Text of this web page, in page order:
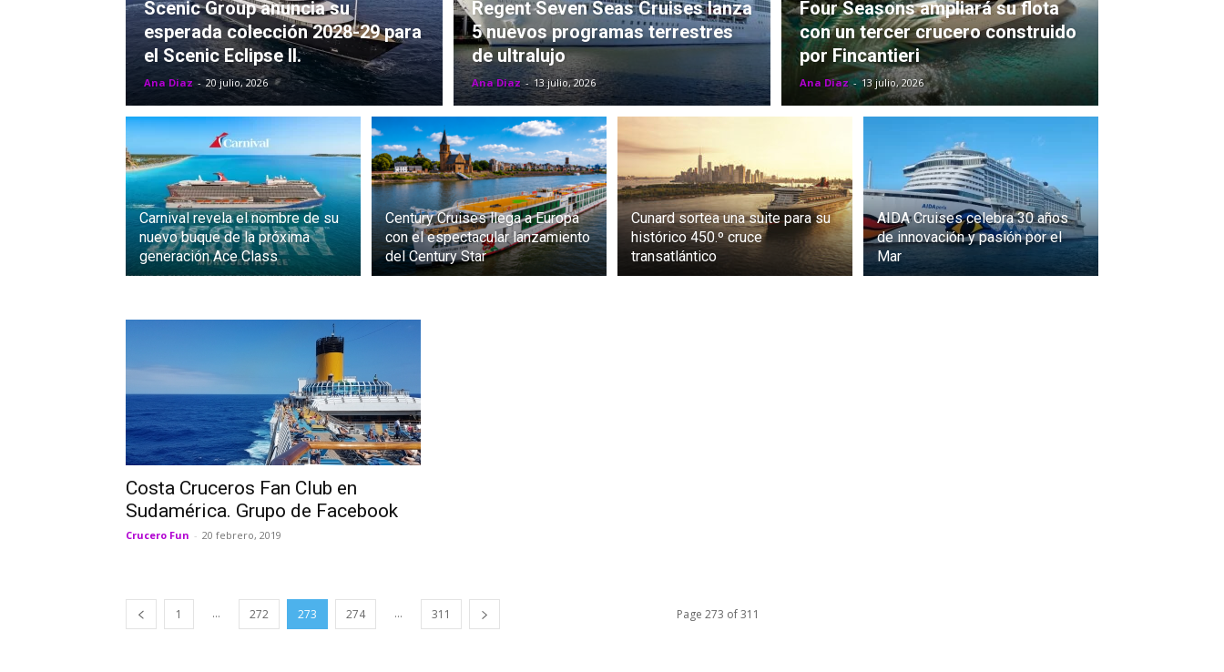
Scenic Group anuncia su
esperada colección 2028-29 para
el Scenic Eclipse II.
Ana Diaz - 20 julio, 2026
Regent Seven Seas Cruises lanza
5 nuevos programas terrestres
de ultralujo
Ana Diaz - 13 julio, 2026
Four Seasons ampliará su flota
con un tercer crucero construido
por Fincantieri
Ana Diaz - 13 julio, 2026
Carnival revela el nombre de su
nuevo buque de la próxima
generación Ace Class
Century Cruises llega a Europa
con el espectacular lanzamiento
del Century Star
Cunard sortea una suite para su
histórico 450.º cruce
transatlántico
AIDA Cruises celebra 30 años
de innovación y pasión por el
Mar
Costa Cruceros Fan Club en
Sudamérica. Grupo de Facebook
Crucero Fun - 20 febrero, 2019
1 ... 272 273 274 ... 311 Page 273 of 311